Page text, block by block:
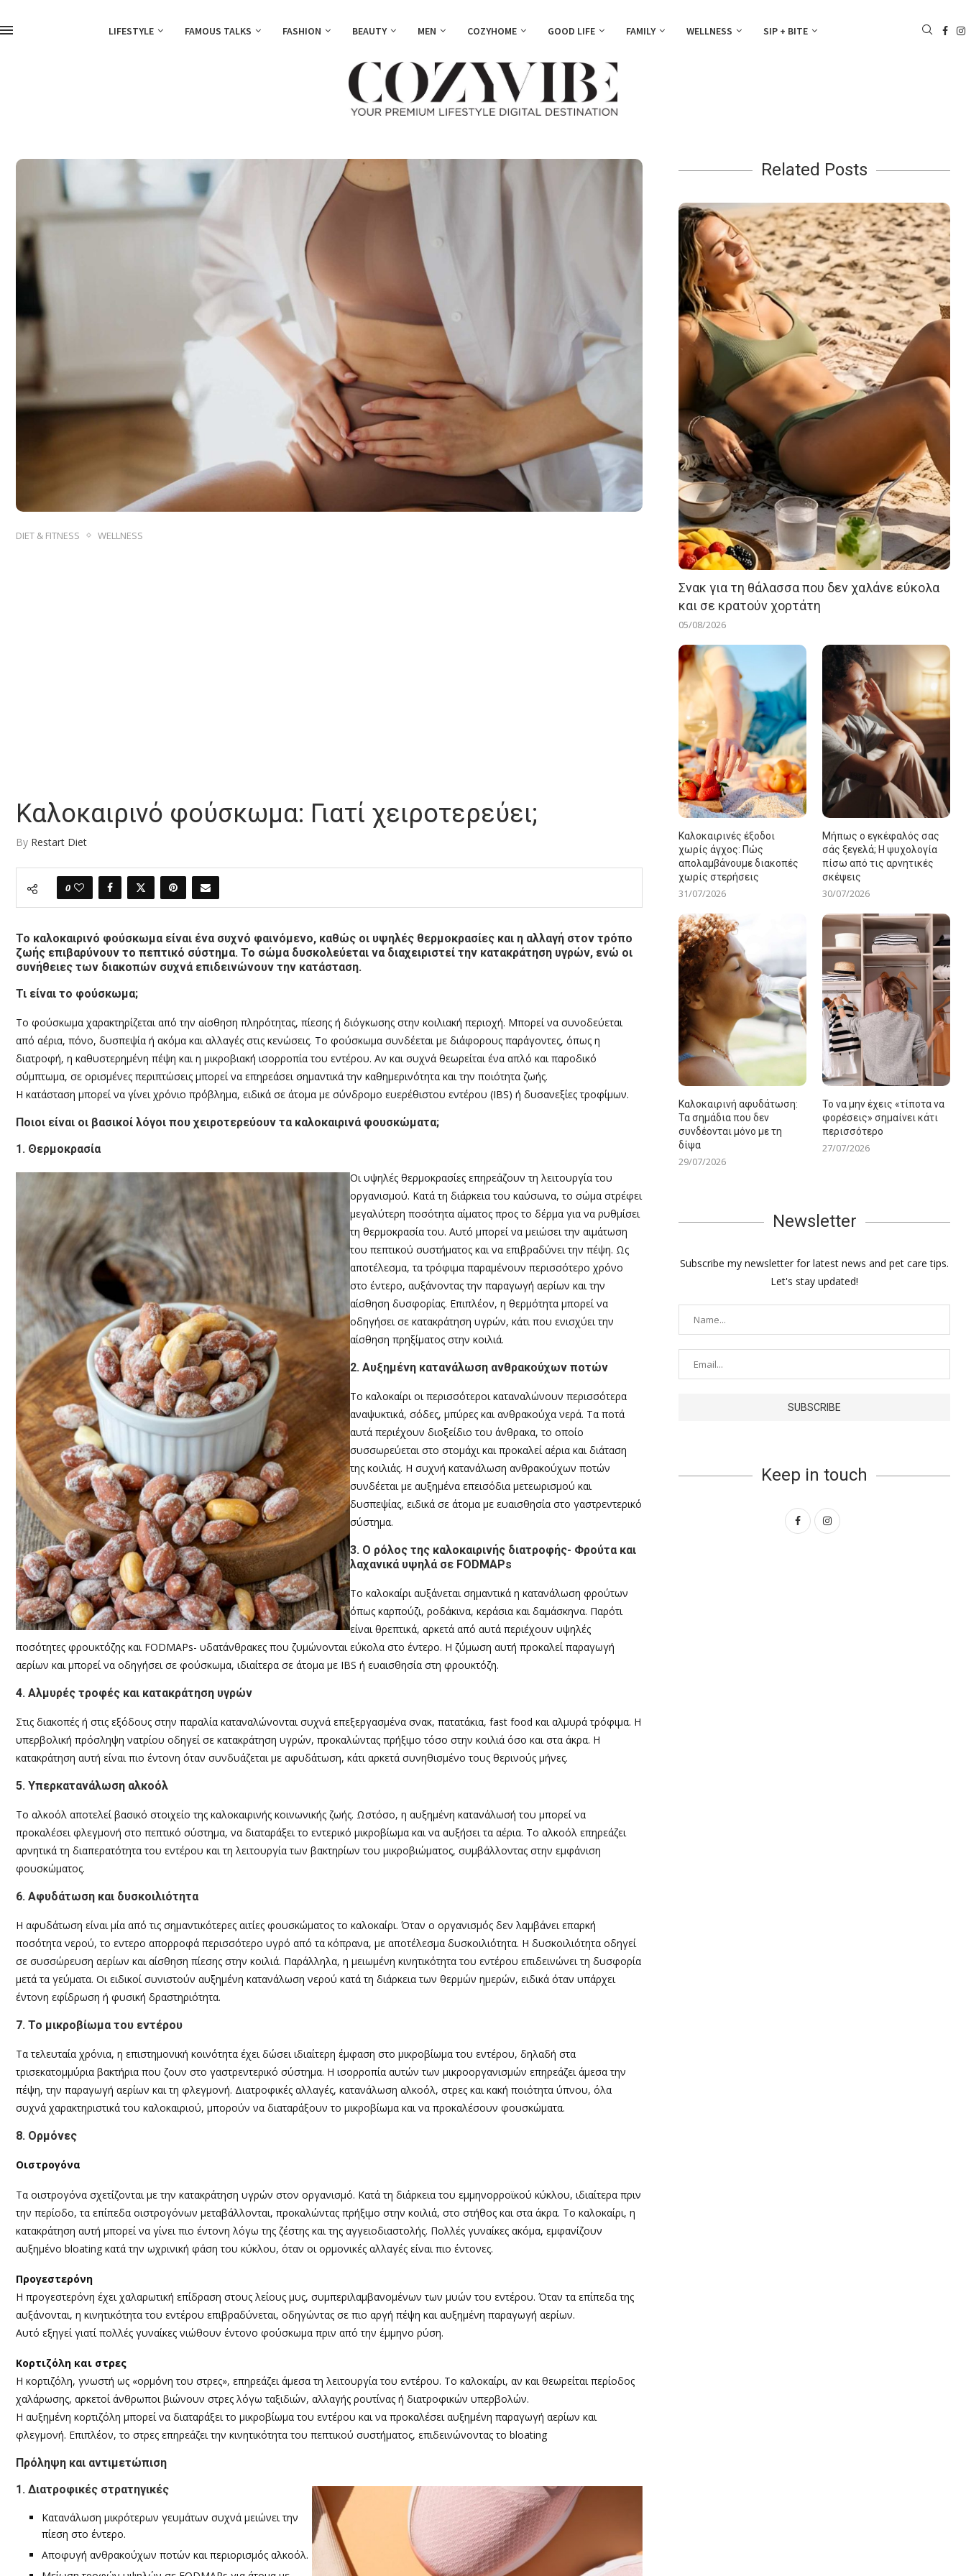
LIFESTYLE FAMOUS TALKS FASHION BEAUTY MEN COZYHOME GOOD LIFE FAMILY WELLNESS SIP + BITE
DIET & FITNESS WELLNESS
Καλοκαιρινό φούσκωμα: Γιατί χειροτερεύει;
By Restart Diet
0
Το καλοκαιρινό φούσκωμα είναι ένα συχνό φαινόμενο, καθώς οι υψηλές θερμοκρασίες και η αλλαγή στον τρόπο
ζωής επιβαρύνουν το πεπτικό σύστημα. Το σώμα δυσκολεύεται να διαχειριστεί την κατακράτηση υγρών, ενώ οι
συνήθειες των διακοπών συχνά επιδεινώνουν την κατάσταση.
Τι είναι το φούσκωμα;
Το φούσκωμα χαρακτηρίζεται από την αίσθηση πληρότητας, πίεσης ή διόγκωσης στην κοιλιακή περιοχή. Μπορεί να συνοδεύεται
από αέρια, πόνο, δυσπεψία ή ακόμα και αλλαγές στις κενώσεις. Το φούσκωμα συνδέεται με διάφορους παράγοντες, όπως η
διατροφή, η καθυστερημένη πέψη και η μικροβιακή ισορροπία του εντέρου. Αν και συχνά θεωρείται ένα απλό και παροδικό
σύμπτωμα, σε ορισμένες περιπτώσεις μπορεί να επηρεάσει σημαντικά την καθημερινότητα και την ποιότητα ζωής.
Η κατάσταση μπορεί να γίνει χρόνιο πρόβλημα, ειδικά σε άτομα με σύνδρομο ευερέθιστου εντέρου (IBS) ή δυσανεξίες τροφίμων.
Ποιοι είναι οι βασικοί λόγοι που χειροτερεύουν τα καλοκαιρινά φουσκώματα;
1. Θερμοκρασία
Οι υψηλές θερμοκρασίες επηρεάζουν τη λειτουργία του
οργανισμού. Κατά τη διάρκεια του καύσωνα, το σώμα στρέφει
μεγαλύτερη ποσότητα αίματος προς το δέρμα για να ρυθμίσει
τη θερμοκρασία του. Αυτό μπορεί να μειώσει την αιμάτωση
του πεπτικού συστήματος και να επιβραδύνει την πέψη. Ως
αποτέλεσμα, τα τρόφιμα παραμένουν περισσότερο χρόνο
στο έντερο, αυξάνοντας την παραγωγή αερίων και την
αίσθηση δυσφορίας. Επιπλέον, η θερμότητα μπορεί να
οδηγήσει σε κατακράτηση υγρών, κάτι που ενισχύει την
αίσθηση πρηξίματος στην κοιλιά.
2. Αυξημένη κατανάλωση ανθρακούχων ποτών
Το καλοκαίρι οι περισσότεροι καταναλώνουν περισσότερα
αναψυκτικά, σόδες, μπύρες και ανθρακούχα νερά. Τα ποτά
αυτά περιέχουν διοξείδιο του άνθρακα, το οποίο
συσσωρεύεται στο στομάχι και προκαλεί αέρια και διάταση
της κοιλιάς. Η συχνή κατανάλωση ανθρακούχων ποτών
συνδέεται με αυξημένα επεισόδια μετεωρισμού και
δυσπεψίας, ειδικά σε άτομα με ευαισθησία στο γαστρεντερικό
σύστημα.
3. Ο ρόλος της καλοκαιρινής διατροφής- Φρούτα και
λαχανικά υψηλά σε FODMAPs
Το καλοκαίρι αυξάνεται σημαντικά η κατανάλωση φρούτων
όπως καρπούζι, ροδάκινα, κεράσια και δαμάσκηνα. Παρότι
είναι θρεπτικά, αρκετά από αυτά περιέχουν υψηλές
ποσότητες φρουκτόζης και FODMAPs- υδατάνθρακες που ζυμώνονται εύκολα στο έντερο. Η ζύμωση αυτή προκαλεί παραγωγή
αερίων και μπορεί να οδηγήσει σε φούσκωμα, ιδιαίτερα σε άτομα με IBS ή ευαισθησία στη φρουκτόζη.
4. Αλμυρές τροφές και κατακράτηση υγρών
Στις διακοπές ή στις εξόδους στην παραλία καταναλώνονται συχνά επεξεργασμένα σνακ, πατατάκια, fast food και αλμυρά τρόφιμα. Η
υπερβολική πρόσληψη νατρίου οδηγεί σε κατακράτηση υγρών, προκαλώντας πρήξιμο τόσο στην κοιλιά όσο και στα άκρα. Η
κατακράτηση αυτή είναι πιο έντονη όταν συνδυάζεται με αφυδάτωση, κάτι αρκετά συνηθισμένο τους θερινούς μήνες.
5. Υπερκατανάλωση αλκοόλ
Το αλκοόλ αποτελεί βασικό στοιχείο της καλοκαιρινής κοινωνικής ζωής. Ωστόσο, η αυξημένη κατανάλωσή του μπορεί να
προκαλέσει φλεγμονή στο πεπτικό σύστημα, να διαταράξει το εντερικό μικροβίωμα και να αυξήσει τα αέρια. Το αλκοόλ επηρεάζει
αρνητικά τη διαπερατότητα του εντέρου και τη λειτουργία των βακτηρίων του μικροβιώματος, συμβάλλοντας στην εμφάνιση
φουσκώματος.
6. Αφυδάτωση και δυσκοιλιότητα
Η αφυδάτωση είναι μία από τις σημαντικότερες αιτίες φουσκώματος το καλοκαίρι. Όταν ο οργανισμός δεν λαμβάνει επαρκή
ποσότητα νερού, το εντερο απορροφά περισσότερο υγρό από τα κόπρανα, με αποτέλεσμα δυσκοιλιότητα. Η δυσκοιλιότητα οδηγεί
σε συσσώρευση αερίων και αίσθηση πίεσης στην κοιλιά. Παράλληλα, η μειωμένη κινητικότητα του εντέρου επιδεινώνει τη δυσφορία
μετά τα γεύματα. Οι ειδικοί συνιστούν αυξημένη κατανάλωση νερού κατά τη διάρκεια των θερμών ημερών, ειδικά όταν υπάρχει
έντονη εφίδρωση ή φυσική δραστηριότητα.
7. Το μικροβίωμα του εντέρου
Τα τελευταία χρόνια, η επιστημονική κοινότητα έχει δώσει ιδιαίτερη έμφαση στο μικροβίωμα του εντέρου, δηλαδή στα
τρισεκατομμύρια βακτήρια που ζουν στο γαστρεντερικό σύστημα. Η ισορροπία αυτών των μικροοργανισμών επηρεάζει άμεσα την
πέψη, την παραγωγή αερίων και τη φλεγμονή. Διατροφικές αλλαγές, κατανάλωση αλκοόλ, στρες και κακή ποιότητα ύπνου, όλα
συχνά χαρακτηριστικά του καλοκαιριού, μπορούν να διαταράξουν το μικροβίωμα και να προκαλέσουν φουσκώματα.
8. Ορμόνες
Οιστρογόνα
Τα οιστρογόνα σχετίζονται με την κατακράτηση υγρών στον οργανισμό. Κατά τη διάρκεια του εμμηνορροϊκού κύκλου, ιδιαίτερα πριν
την περίοδο, τα επίπεδα οιστρογόνων μεταβάλλονται, προκαλώντας πρήξιμο στην κοιλιά, στο στήθος και στα άκρα. Το καλοκαίρι, η
κατακράτηση αυτή μπορεί να γίνει πιο έντονη λόγω της ζέστης και της αγγειοδιαστολής. Πολλές γυναίκες ακόμα, εμφανίζουν
αυξημένο bloating κατά την ωχρινική φάση του κύκλου, όταν οι ορμονικές αλλαγές είναι πιο έντονες.
Προγεστερόνη
Η προγεστερόνη έχει χαλαρωτική επίδραση στους λείους μυς, συμπεριλαμβανομένων των μυών του εντέρου. Όταν τα επίπεδα της
αυξάνονται, η κινητικότητα του εντέρου επιβραδύνεται, οδηγώντας σε πιο αργή πέψη και αυξημένη παραγωγή αερίων.
Αυτό εξηγεί γιατί πολλές γυναίκες νιώθουν έντονο φούσκωμα πριν από την έμμηνο ρύση.
Κορτιζόλη και στρες
Η κορτιζόλη, γνωστή ως «ορμόνη του στρες», επηρεάζει άμεσα τη λειτουργία του εντέρου. Το καλοκαίρι, αν και θεωρείται περίοδος
χαλάρωσης, αρκετοί άνθρωποι βιώνουν στρες λόγω ταξιδιών, αλλαγής ρουτίνας ή διατροφικών υπερβολών.
Η αυξημένη κορτιζόλη μπορεί να διαταράξει το μικροβίωμα του εντέρου και να προκαλέσει αυξημένη παραγωγή αερίων και
φλεγμονή. Επιπλέον, το στρες επηρεάζει την κινητικότητα του πεπτικού συστήματος, επιδεινώνοντας το bloating
Πρόληψη και αντιμετώπιση
1. Διατροφικές στρατηγικές
Κατανάλωση μικρότερων γευμάτων συχνά μειώνει την
πίεση στο έντερο.
Αποφυγή ανθρακούχων ποτών και περιορισμός αλκοόλ.
Related Posts
Σνακ για τη θάλασσα που δεν χαλάνε εύκολα
και σε κρατούν χορτάτη
05/08/2026
Καλοκαιρινές έξοδοι
χωρίς άγχος: Πώς
απολαμβάνουμε διακοπές
χωρίς στερήσεις
31/07/2026
Μήπως ο εγκέφαλός σας
σάς ξεγελά; Η ψυχολογία
πίσω από τις αρνητικές
σκέψεις
30/07/2026
Καλοκαιρινή αφυδάτωση:
Τα σημάδια που δεν
συνδέονται μόνο με τη
δίψα
29/07/2026
Το να μην έχεις «τίποτα να
φορέσεις» σημαίνει κάτι
περισσότερο
27/07/2026
Newsletter
Subscribe my newsletter for latest news and pet care tips.
Let's stay updated!
Keep in touch